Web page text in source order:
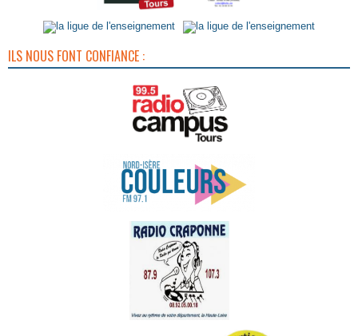
ILS NOUS FONT CONFIANCE :